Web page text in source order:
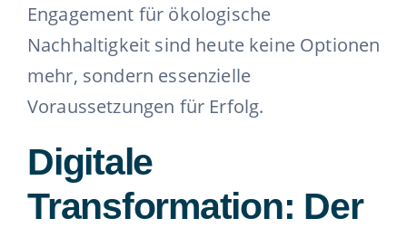
Engagement für ökologische
Nachhaltigkeit sind heute keine Optionen
mehr, sondern essenzielle
Voraussetzungen für Erfolg.
Digitale
Transformation: Der